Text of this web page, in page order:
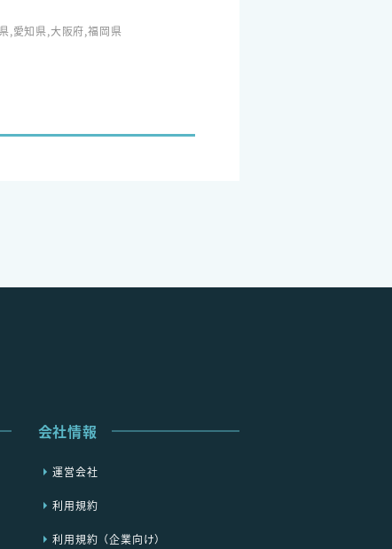
,愛知県,大阪府,福岡県
会社情報
運営会社
利用規約
利用規約（企業向け）